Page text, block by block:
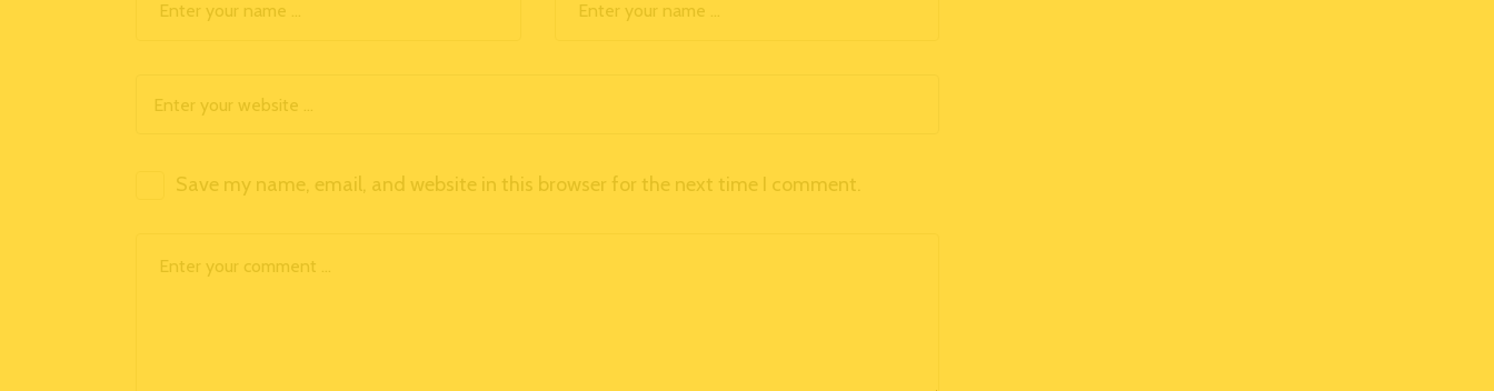
Save my name, email, and website in this browser for the next time I comment.